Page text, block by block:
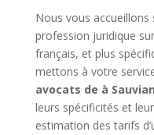
Nous vous
profession juridique
français, et plus
mettons à votre
avocats de à Sauvian
leurs spécificités et
estimation des tarifs